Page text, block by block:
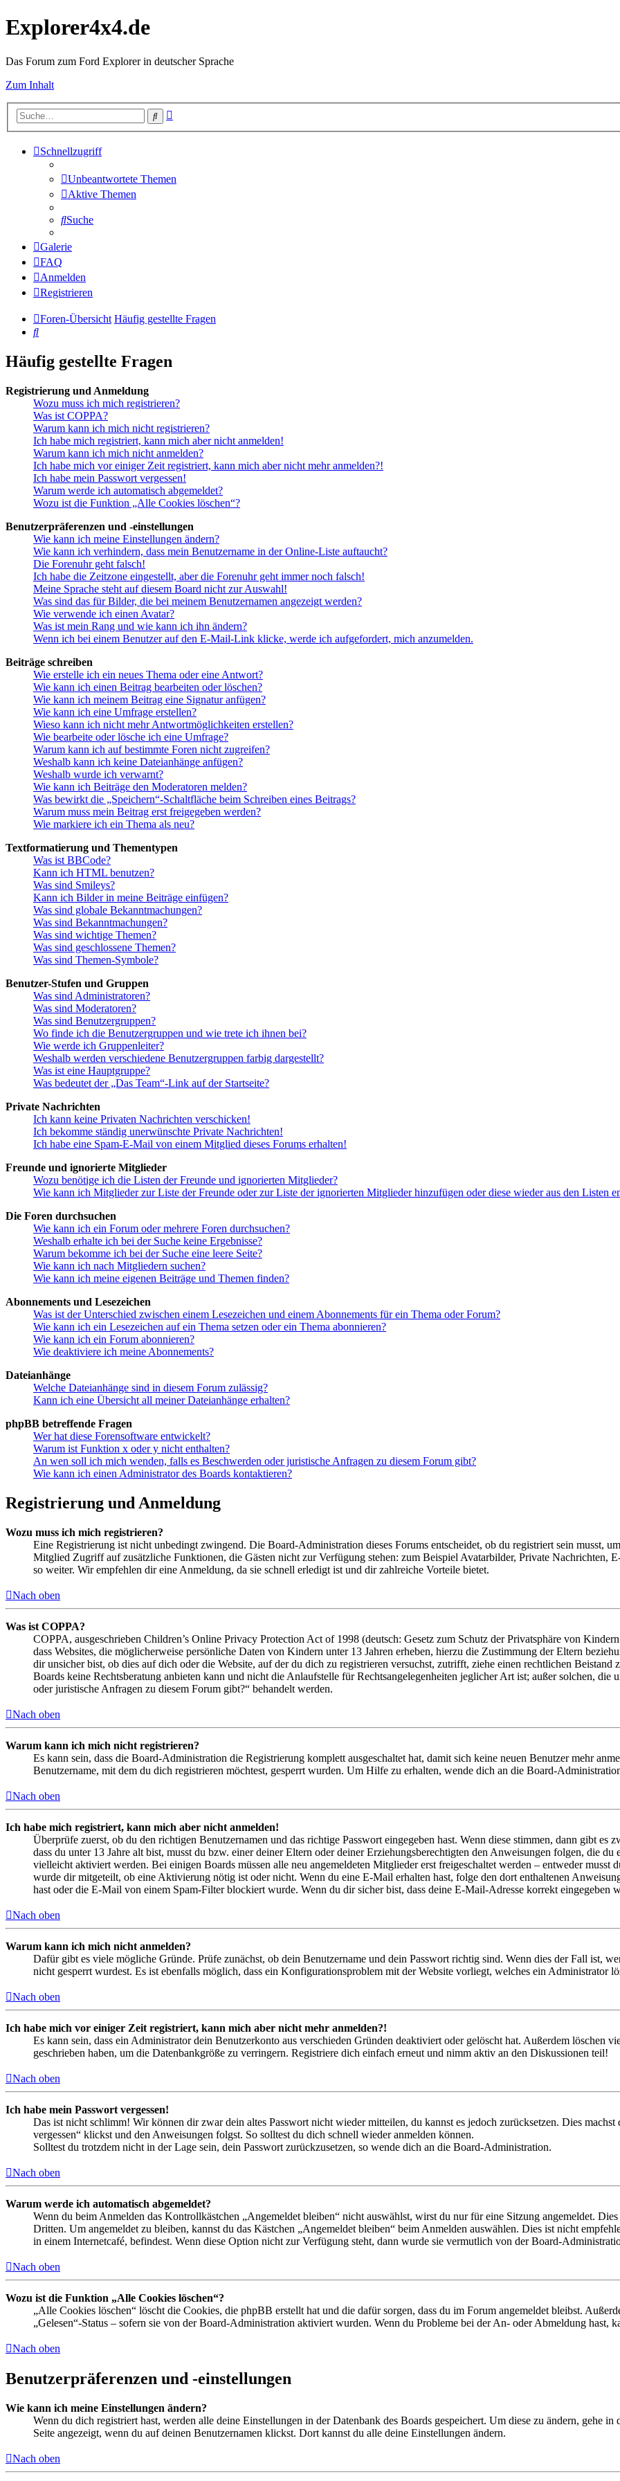
Explorer4x4.de
Das Forum zum Ford Explorer in deutscher Sprache
Zum Inhalt
Suche
Schnellzugriff
Unbeantwortete Themen
Aktive Themen
Suche
Galerie
FAQ
Anmelden
Registrieren
Foren-Übersicht Häufig gestellte Fragen
Suche
Häufig gestellte Fragen
Registrierung und Anmeldung
Wozu muss ich mich registrieren?
Was ist COPPA?
Warum kann ich mich nicht registrieren?
Ich habe mich registriert, kann mich aber nicht anmelden!
Warum kann ich mich nicht anmelden?
Ich habe mich vor einiger Zeit registriert, kann mich aber nicht mehr anmelden?!
Ich habe mein Passwort vergessen!
Warum werde ich automatisch abgemeldet?
Wozu ist die Funktion „Alle Cookies löschen“?
Benutzerpräferenzen und -einstellungen
Wie kann ich meine Einstellungen ändern?
Wie kann ich verhindern, dass mein Benutzername in der Online-Liste auftaucht?
Die Forenuhr geht falsch!
Ich habe die Zeitzone eingestellt, aber die Forenuhr geht immer noch falsch!
Meine Sprache steht auf diesem Board nicht zur Auswahl!
Was sind das für Bilder, die bei meinem Benutzernamen angezeigt werden?
Wie verwende ich einen Avatar?
Was ist mein Rang und wie kann ich ihn ändern?
Wenn ich bei einem Benutzer auf den E-Mail-Link klicke, werde ich aufgefordert, mich anzumelden.
Beiträge schreiben
Wie erstelle ich ein neues Thema oder eine Antwort?
Wie kann ich einen Beitrag bearbeiten oder löschen?
Wie kann ich meinem Beitrag eine Signatur anfügen?
Wie kann ich eine Umfrage erstellen?
Wieso kann ich nicht mehr Antwortmöglichkeiten erstellen?
Wie bearbeite oder lösche ich eine Umfrage?
Warum kann ich auf bestimmte Foren nicht zugreifen?
Weshalb kann ich keine Dateianhänge anfügen?
Weshalb wurde ich verwarnt?
Wie kann ich Beiträge den Moderatoren melden?
Was bewirkt die „Speichern“-Schaltfläche beim Schreiben eines Beitrags?
Warum muss mein Beitrag erst freigegeben werden?
Wie markiere ich ein Thema als neu?
Textformatierung und Thementypen
Was ist BBCode?
Kann ich HTML benutzen?
Was sind Smileys?
Kann ich Bilder in meine Beiträge einfügen?
Was sind globale Bekanntmachungen?
Was sind Bekanntmachungen?
Was sind wichtige Themen?
Was sind geschlossene Themen?
Was sind Themen-Symbole?
Benutzer-Stufen und Gruppen
Was sind Administratoren?
Was sind Moderatoren?
Was sind Benutzergruppen?
Wo finde ich die Benutzergruppen und wie trete ich ihnen bei?
Wie werde ich Gruppenleiter?
Weshalb werden verschiedene Benutzergruppen farbig dargestellt?
Was ist eine Hauptgruppe?
Was bedeutet der „Das Team“-Link auf der Startseite?
Private Nachrichten
Ich kann keine Privaten Nachrichten verschicken!
Ich bekomme ständig unerwünschte Private Nachrichten!
Ich habe eine Spam-E-Mail von einem Mitglied dieses Forums erhalten!
Freunde und ignorierte Mitglieder
Wozu benötige ich die Listen der Freunde und ignorierten Mitglieder?
Wie kann ich Mitglieder zur Liste der Freunde oder zur Liste der ignorierten Mitglieder hinzufügen oder diese wieder aus den Listen
Die Foren durchsuchen
Wie kann ich ein Forum oder mehrere Foren durchsuchen?
Weshalb erhalte ich bei der Suche keine Ergebnisse?
Warum bekomme ich bei der Suche eine leere Seite?
Wie kann ich nach Mitgliedern suchen?
Wie kann ich meine eigenen Beiträge und Themen finden?
Abonnements und Lesezeichen
Was ist der Unterschied zwischen einem Lesezeichen und einem Abonnements für ein Thema oder Forum?
Wie kann ich ein Lesezeichen auf ein Thema setzen oder ein Thema abonnieren?
Wie kann ich ein Forum abonnieren?
Wie deaktiviere ich meine Abonnements?
Dateianhänge
Welche Dateianhänge sind in diesem Forum zulässig?
Kann ich eine Übersicht all meiner Dateianhänge erhalten?
phpBB betreffende Fragen
Wer hat diese Forensoftware entwickelt?
Warum ist Funktion x oder y nicht enthalten?
An wen soll ich mich wenden, falls es Beschwerden oder juristische Anfragen zu diesem Forum gibt?
Wie kann ich einen Administrator des Boards kontaktieren?
Registrierung und Anmeldung
Wozu muss ich mich registrieren?
Eine Registrierung ist nicht unbedingt zwingend. Die Board-Administration dieses Forums entscheidet, ob du registriert sein musst,
Mitglied Zugriff auf zusätzliche Funktionen, die Gästen nicht zur Verfügung stehen: zum Beispiel Avatarbilder, Private Nachrichten,
so weiter. Wir empfehlen dir eine Anmeldung, da sie schnell erledigt ist und dir zahlreiche Vorteile bietet.
Nach oben
Was ist COPPA?
COPPA, ausgeschrieben Children’s Online Privacy Protection Act of 1998 (deutsch: Gesetz zum Schutz der Privatsphäre von
dass Websites, die möglicherweise persönliche Daten von Kindern unter 13 Jahren erheben, hierzu die Zustimmung der Eltern
dir unsicher bist, ob dies auf dich oder die Website, auf der du dich zu registrieren versuchst, zutrifft, ziehe einen rechtlichen
Boards keine Rechtsberatung anbieten kann und nicht die Anlaufstelle für Rechtsangelegenheiten jeglicher Art ist; außer solchen,
oder juristische Anfragen zu diesem Forum gibt?“ behandelt werden.
Nach oben
Warum kann ich mich nicht registrieren?
Es kann sein, dass die Board-Administration die Registrierung komplett ausgeschaltet hat, damit sich keine neuen Benutzer mehr
Benutzername, mit dem du dich registrieren möchtest, gesperrt wurden. Um Hilfe zu erhalten, wende dich an die Board-
Nach oben
Ich habe mich registriert, kann mich aber nicht anmelden!
Überprüfe zuerst, ob du den richtigen Benutzernamen und das richtige Passwort eingegeben hast. Wenn diese stimmen, dann gibt es
dass du unter 13 Jahre alt bist, musst du bzw. einer deiner Eltern oder deiner Erziehungsberechtigten den Anweisungen folgen, die
vielleicht aktiviert werden. Bei einigen Boards müssen alle neu angemeldeten Mitglieder erst freigeschaltet werden – entweder musst
wurde dir mitgeteilt, ob eine Aktivierung nötig ist oder nicht. Wenn du eine E-Mail erhalten hast, folge den dort enthaltenen
hast oder die E-Mail von einem Spam-Filter blockiert wurde. Wenn du dir sicher bist, dass deine E-Mail-Adresse korrekt eingegeben
Nach oben
Warum kann ich mich nicht anmelden?
Dafür gibt es viele mögliche Gründe. Prüfe zunächst, ob dein Benutzername und dein Passwort richtig sind. Wenn dies der Fall ist,
nicht gesperrt wurdest. Es ist ebenfalls möglich, dass ein Konfigurationsproblem mit der Website vorliegt, welches ein Administrator
Nach oben
Ich habe mich vor einiger Zeit registriert, kann mich aber nicht mehr anmelden?!
Es kann sein, dass ein Administrator dein Benutzerkonto aus verschieden Gründen deaktiviert oder gelöscht hat. Außerdem löschen
geschrieben haben, um die Datenbankgröße zu verringern. Registriere dich einfach erneut und nimm aktiv an den Diskussionen teil!
Nach oben
Ich habe mein Passwort vergessen!
Das ist nicht schlimm! Wir können dir zwar dein altes Passwort nicht wieder mitteilen, du kannst es jedoch zurücksetzen. Dies
vergessen“ klickst und den Anweisungen folgst. So solltest du dich schnell wieder anmelden können.
Solltest du trotzdem nicht in der Lage sein, dein Passwort zurückzusetzen, so wende dich an die Board-Administration.
Nach oben
Warum werde ich automatisch abgemeldet?
Wenn du beim Anmelden das Kontrollkästchen „Angemeldet bleiben“ nicht auswählst, wirst du nur für eine Sitzung angemeldet.
Dritten. Um angemeldet zu bleiben, kannst du das Kästchen „Angemeldet bleiben“ beim Anmelden auswählen. Dies ist nicht
in einem Internetcafé, befindest. Wenn diese Option nicht zur Verfügung steht, dann wurde sie vermutlich von der Board-
Nach oben
Wozu ist die Funktion „Alle Cookies löschen“?
„Alle Cookies löschen“ löscht die Cookies, die phpBB erstellt hat und die dafür sorgen, dass du im Forum angemeldet bleibst.
„Gelesen“-Status – sofern sie von der Board-Administration aktiviert wurden. Wenn du Probleme bei der An- oder Abmeldung hast,
Nach oben
Benutzerpräferenzen und -einstellungen
Wie kann ich meine Einstellungen ändern?
Wenn du dich registriert hast, werden alle deine Einstellungen in der Datenbank des Boards gespeichert. Um diese zu ändern, gehe
Seite angezeigt, wenn du auf deinen Benutzernamen klickst. Dort kannst du alle deine Einstellungen ändern.
Nach oben